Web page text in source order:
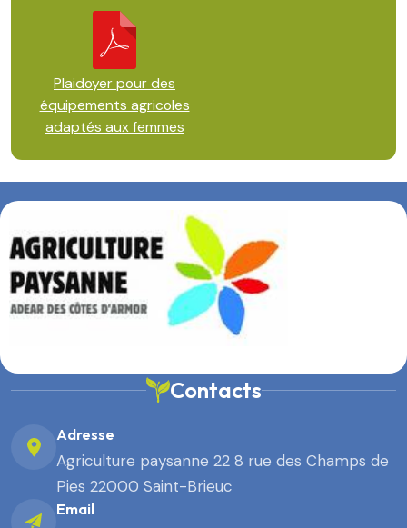
Plaidoyer pour des
équipements agricoles
adaptés aux femmes
Contacts
Adresse
Agriculture paysanne 22 8 rue des Champs de
Pies 22000 Saint-Brieuc
Email